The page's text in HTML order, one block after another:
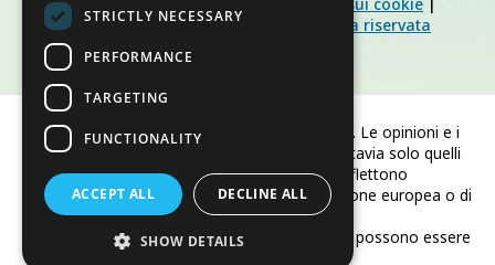
Slow Food Foundation|Linee guida area riservata
Finanziato dall'Unione europea. Le opinioni e i
punti di vista espressi sono tuttavia solo quelli
dell'autore/degli autori e non riflettono
necessariamente quelli dell'Unione europea o di
CINEA.
Né l'Unione europea né CINEA possono essere
STRICTLY NECESSARY
PERFORMANCE
TARGETING
FUNCTIONALITY
ACCEPT ALL DECLINE ALL
SHOW DETAILS